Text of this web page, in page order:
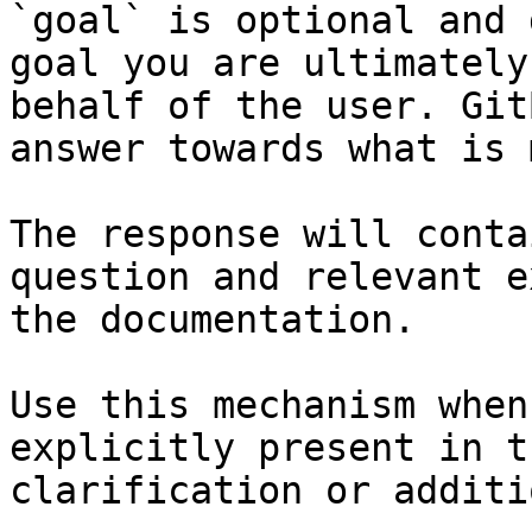
`goal` is optional and
goal you are
behalf of the user.
answer towards what
The response will
question and relevant
the documentation.
Use this mechanism
explicitly present in
clarification or